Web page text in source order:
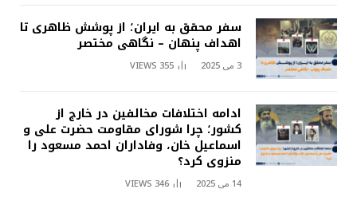
سفر محقق به ایران؛ از پوشش ظاهری تا
اهداف پنهان – نگاهی مختصر
3 می 2025 355
VIEWS
ادامه اختلافات مخالفین در خارج از
کشور؛ چرا شورای مقاومت حضرت علی و
اسماعیل خان، وفاداران احمد مسعود را
منزوی کرد؟
14 می 2025 346
VIEWS